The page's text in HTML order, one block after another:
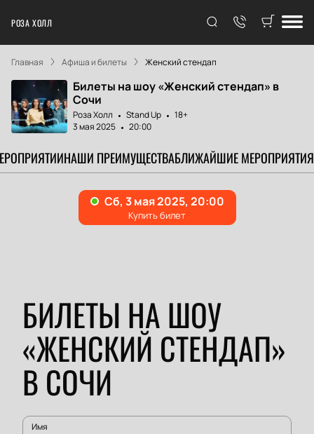
РОЗА ХОЛЛ
Главная Афиша и билеты Женский стендап
Билеты на шоу «Женский стендап» в
Сочи
Роза Холл Stand Up
18+
3 мая 2025
20:00
НАШИ ПРЕИМУЩЕСТВАБЛИЖАЙШИЕ МЕРОПРИЯТИЯ
БИЛЕТЫ НА ШОУ
«ЖЕНСКИЙ СТЕНДАП»
В СОЧИ
Имя